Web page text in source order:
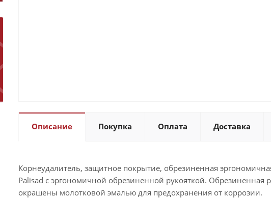
Описание Покупка Оплата Доставка
Корнеудалитель, защитное покрытие, обрезиненная
Palisad с эргономичной обрезиненной рукояткой. Обрезиненная
окрашены молотковой эмалью для предохранения от коррозии.